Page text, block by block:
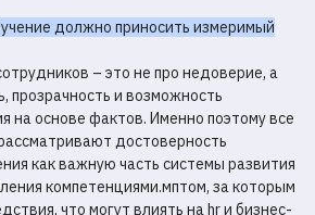
должно приносить измеримый
– это не про недоверие, а
прозрачность и возможность
на основе фактов. Именно поэтому все
достоверность
как важную часть системы развития
компетенциями.мптом, за которым
что могут влиять на hr и бизнес-